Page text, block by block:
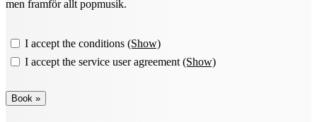
men framför allt popmusik.
I accept the conditions (Show)
I accept the service user agreement (Show)